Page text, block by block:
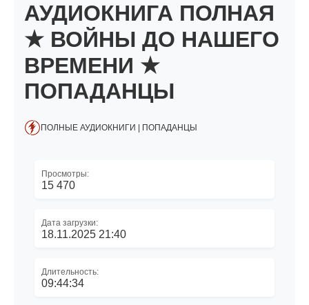
АУДИОКНИГА ПОЛНАЯ
★ ВОЙНЫ ДО НАШЕГО
ВРЕМЕНИ ★
ПОПАДАНЦЫ
ПОЛНЫЕ АУДИОКНИГИ | ПОПАДАНЦЫ
Просмотры:
15 470
Дата загрузки:
18.11.2025 21:40
Длительность:
09:44:34